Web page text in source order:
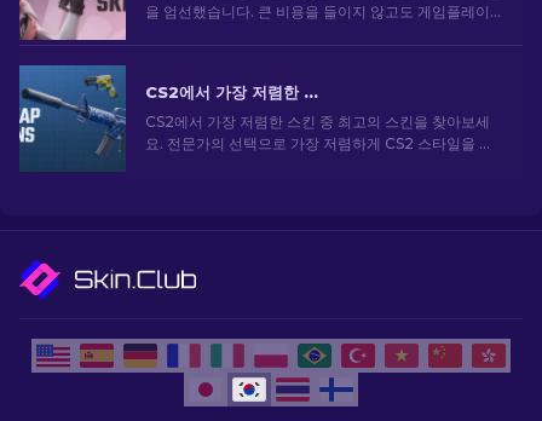
을 엄선했습니다. 큰 비용을 들이지 않고도 게임플레이
CS2에서 가장 저렴한 스킨 [2026]
CS2에서 가장 저렴한 스킨 중 최고의 스킨을 찾아보세
요. 전문가의 선택으로 가장 저렴하게 CS2 스타일을 업